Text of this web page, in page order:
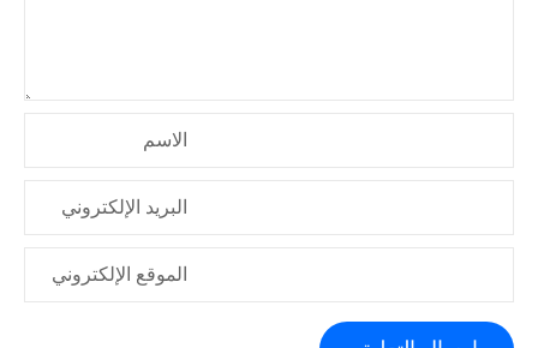
الاسم
البريد الإلكتروني
الموقع الإلكتروني